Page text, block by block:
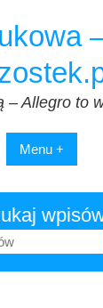
– Allegro to
Menu +